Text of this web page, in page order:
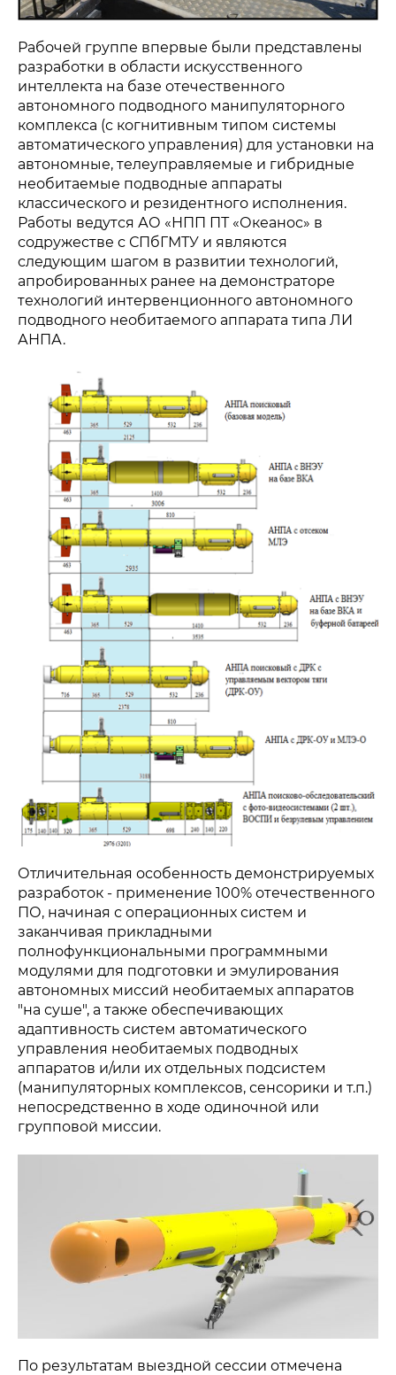
Рабочей группе впервые были представлены
разработки в области искусственного
интеллекта на базе отечественного
автономного подводного манипуляторного
комплекса (с когнитивным типом системы
автоматического управления) для установки на
автономные, телеуправляемые и гибридные
необитаемые подводные аппараты
классического и резидентного исполнения.
Работы ведутся АО «НПП ПТ «Океанос» в
содружестве с СПбГМТУ и являются
следующим шагом в развитии технологий,
апробированных ранее на демонстраторе
технологий интервенционного автономного
подводного необитаемого аппарата типа ЛИ
АНПА.
Отличительная особенность демонстрируемых
разработок - применение 100% отечественного
ПО, начиная с операционных систем и
заканчивая прикладными
полнофункциональными программными
модулями для подготовки и эмулирования
автономных миссий необитаемых аппаратов
"на суше", а также обеспечивающих
адаптивность систем автоматического
управления необитаемых подводных
аппаратов и/или их отдельных подсистем
(манипуляторных комплексов, сенсорики и т.п.)
непосредственно в ходе одиночной или
групповой миссии.
По результатам выездной сессии отмечена
При использовании материалов ссылка на ROBOTUNION.RU —